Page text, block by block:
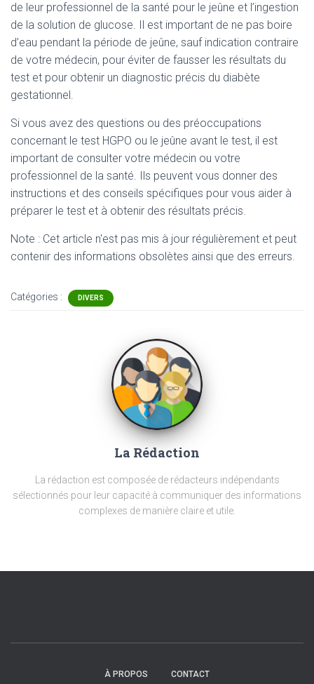
de leur professionnel de la santé pour le jeûne et l’ingestion
de la solution de glucose. Il est important de ne pas boire
d’eau pendant la période de jeûne, sauf indication contraire
de votre médecin, pour éviter de fausser les résultats du
test et pour obtenir un diagnostic précis du diabète
gestationnel.
Si vous avez des questions ou des préoccupations
concernant le test HGPO ou le jeûne avant le test, il est
important de consulter votre médecin ou votre
professionnel de la santé. Ils peuvent vous donner des
instructions et des conseils spécifiques pour vous aider à
préparer le test et à obtenir des résultats précis.
Note : Cet article n'est pas mis à jour régulièrement et peut
contenir des informations obsolètes ainsi que des erreurs.
Catégories : DIVERS
La Rédaction
La rédaction est composée de rédacteurs indépendants
sélectionnés pour leur capacité à communiquer des informations
complexes de manière claire et utile.
À PROPOS CONTACT